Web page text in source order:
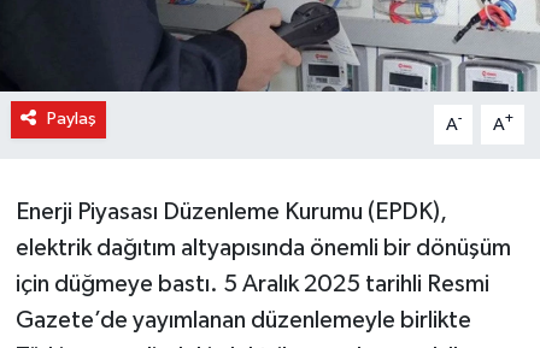
Paylaş A- A+
Enerji Piyasası Düzenleme Kurumu (EPDK),
elektrik dağıtım altyapısında önemli bir dönüşüm
için düğmeye bastı. 5 Aralık 2025 tarihli Resmi
Gazete’de yayımlanan düzenlemeyle birlikte